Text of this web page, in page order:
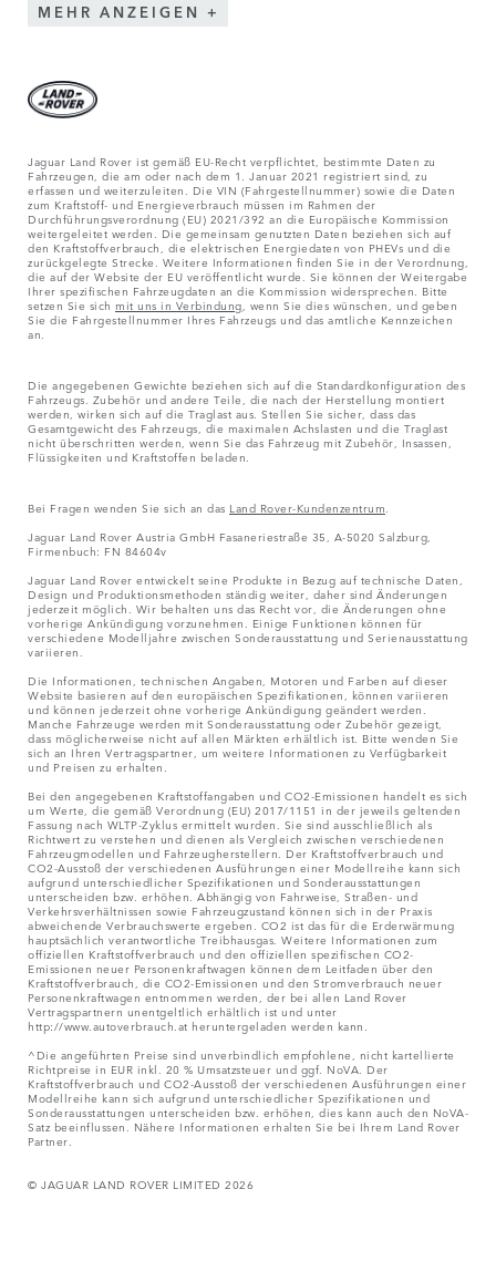
MEHR ANZEIGEN
Jaguar Land Rover ist gemäß EU-Recht verpflichtet, bestimmte Daten zu
Fahrzeugen, die am oder nach dem 1. Januar 2021 registriert sind, zu
erfassen und weiterzuleiten. Die VIN (Fahrgestellnummer) sowie die Daten
zum Kraftstoff- und Energieverbrauch müssen im Rahmen der
Durchführungsverordnung (EU) 2021/392 an die Europäische Kommission
weitergeleitet werden. Die gemeinsam genutzten Daten beziehen sich auf
den Kraftstoffverbrauch, die elektrischen Energiedaten von PHEVs und die
zurückgelegte Strecke. Weitere Informationen finden Sie in der Verordnung,
die auf der Website der EU veröffentlicht wurde. Sie können der Weitergabe
Ihrer spezifischen Fahrzeugdaten an die Kommission widersprechen. Bitte
setzen Sie sich mit uns in Verbindung , wenn Sie dies wünschen, und geben
Sie die Fahrgestellnummer Ihres Fahrzeugs und das amtliche Kennzeichen
an.
Die angegebenen Gewichte beziehen sich auf die Standardkonfiguration des
Fahrzeugs. Zubehör und andere Teile, die nach der Herstellung montiert
werden, wirken sich auf die Traglast aus. Stellen Sie sicher, dass das
Gesamtgewicht des Fahrzeugs, die maximalen Achslasten und die Traglast
nicht überschritten werden, wenn Sie das Fahrzeug mit Zubehör, Insassen,
Flüssigkeiten und Kraftstoffen beladen.
Bei Fragen wenden Sie sich an das Land Rover-Kundenzentrum
Jaguar Land Rover Austria GmbH Fasaneriestraße 35, A-5020 Salzburg,
Firmenbuch: FN 84604v
Jaguar Land Rover entwickelt seine Produkte in Bezug auf technische Daten,
Design und Produktionsmethoden ständig weiter, daher sind Änderungen
jederzeit möglich. Wir behalten uns das Recht vor, die Änderungen ohne
vorherige Ankündigung vorzunehmen. Einige Funktionen können für
verschiedene Modelljahre zwischen Sonderausstattung und Serienausstattung
variieren.
Die Informationen, technischen Angaben, Motoren und Farben auf dieser
Website basieren auf den europäischen Spezifikationen, können variieren
und können jederzeit ohne vorherige Ankündigung geändert werden.
Manche Fahrzeuge werden mit Sonderausstattung oder Zubehör gezeigt,
dass möglicherweise nicht auf allen Märkten erhältlich ist. Bitte wenden Sie
sich an Ihren Vertragspartner, um weitere Informationen zu Verfügbarkeit
und Preisen zu erhalten.
Bei den angegebenen Kraftstoffangaben und CO2-Emissionen handelt es sich
um Werte, die gemäß Verordnung (EU) 2017/1151 in der jeweils geltenden
Fassung nach WLTP-Zyklus ermittelt wurden. Sie sind ausschließlich als
Richtwert zu verstehen und dienen als Vergleich zwischen verschiedenen
Fahrzeugmodellen und Fahrzeugherstellern. Der Kraftstoffverbrauch und
CO2-Ausstoß der verschiedenen Ausführungen einer Modellreihe kann sich
aufgrund unterschiedlicher Spezifikationen und Sonderausstattungen
unterscheiden bzw. erhöhen. Abhängig von Fahrweise, Straßen- und
Verkehrsverhältnissen sowie Fahrzeugzustand können sich in der Praxis
abweichende Verbrauchswerte ergeben. CO2 ist das für die Erderwärmung
hauptsächlich verantwortliche Treibhausgas. Weitere Informationen zum
offiziellen Kraftstoffverbrauch und den offiziellen spezifischen CO2-
Emissionen neuer Personenkraftwagen können dem Leitfaden über den
Kraftstoffverbrauch, die CO2-Emissionen und den Stromverbrauch neuer
Personenkraftwagen entnommen werden, der bei allen Land Rover
Vertragspartnern unentgeltlich erhältlich ist und unter
http://www.autoverbrauch.at heruntergeladen werden kann.
^Die angeführten Preise sind unverbindlich empfohlene, nicht kartellierte
Richtpreise in EUR inkl. 20 % Umsatzsteuer und ggf. NoVA. Der
Kraftstoffverbrauch und CO2-Ausstoß der verschiedenen Ausführungen einer
Modellreihe kann sich aufgrund unterschiedlicher Spezifikationen und
Sonderausstattungen unterscheiden bzw. erhöhen, dies kann auch den NoVA-
Satz beeinflussen. Nähere Informationen erhalten Sie bei Ihrem Land Rover
Partner.
© JAGUAR LAND ROVER LIMITED 2026